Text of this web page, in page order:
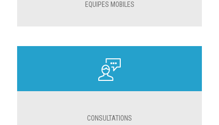
EQUIPES MOBILES
CONSULTATIONS